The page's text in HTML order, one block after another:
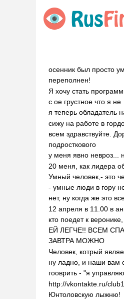
осенник был просто
переполнен!
Я хочу стать
с ое грустное что я не
я теперь обладатель
сижу на работе в
всем здравствуйте.
подросткового
у меня явно невроз...
20 меня, как лидера
Умный человек,- это
- умные люди в гору
нет, ну когда же это
12 апреля в 11.00 в
кто поедет к
ЕЙ ЛЕГЧЕ!! ВСЕМ
ЗАВТРА МОЖНО
Человек, котрый
ну ладно, и наши вам
гооврить - "я
http://vkontakte.ru/
Юнтоловскую лыжню!